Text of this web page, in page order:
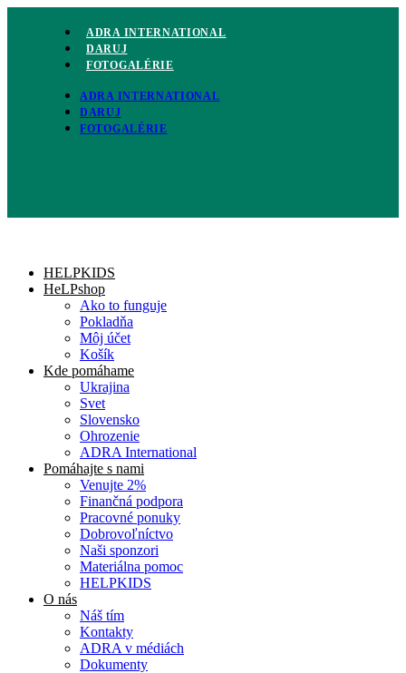
ADRA INTERNATIONAL
DARUJ
FOTOGALÉRIE
ADRA INTERNATIONAL
DARUJ
FOTOGALÉRIE
HELPKIDS
HeLPshop
Ako to funguje
Pokladňa
Môj účet
Košík
Kde pomáhame
Ukrajina
Svet
Slovensko
Ohrozenie
ADRA International
Pomáhajte s nami
Venujte 2%
Finančná podpora
Pracovné ponuky
Dobrovoľníctvo
Naši sponzori
Materiálna pomoc
HELPKIDS
O nás
Náš tím
Kontakty
ADRA v médiách
Dokumenty